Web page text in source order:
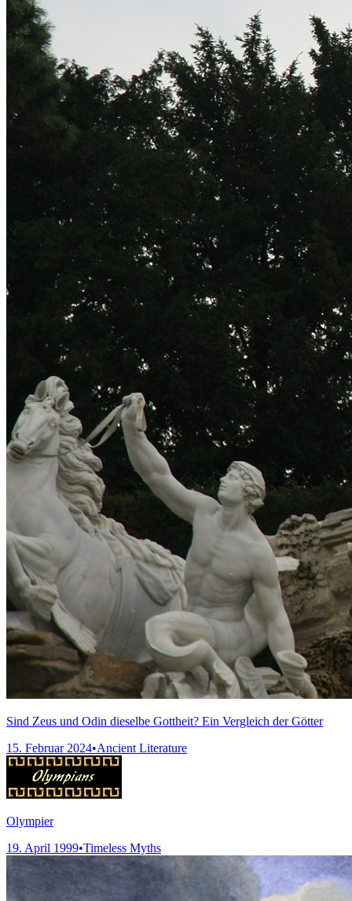
Sind Zeus und Odin dieselbe Gottheit? Ein Vergleich der Götter
15. Februar 2024•Ancient Literature
Olympier
19. April 1999•Timeless Myths